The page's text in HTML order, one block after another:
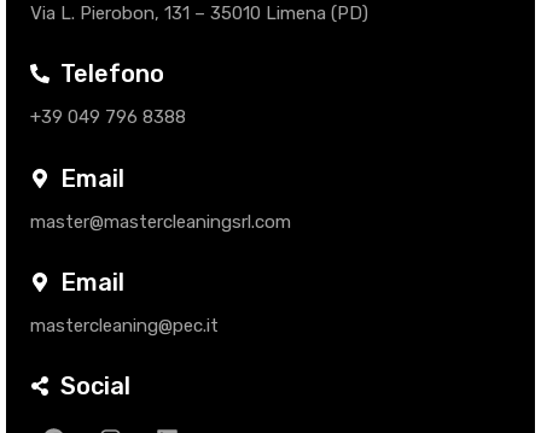
Via L. Pierobon, 131 – 35010 Limena (PD)
Telefono
+39 049 796 8388
Email
master@mastercleaningsrl.com
Email
mastercleaning@pec.it
Social